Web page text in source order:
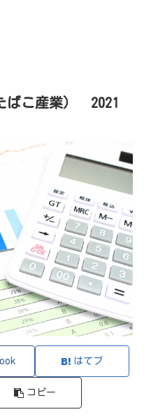
ばこ産業） 2021
はてブ
コピー